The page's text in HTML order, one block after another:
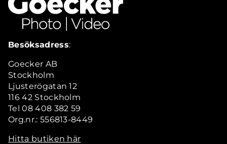
Besöksadress:
Goecker AB
Stockholm
Ljusterögatan 12
116 42 Stockholm
Tel 08 408 382 59
Org.nr.: 556813-8449
Hitta butiken här